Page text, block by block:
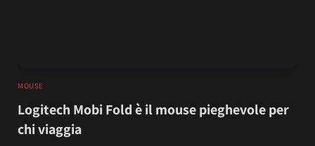
MOUSE
Logitech Mobi Fold è il mouse pieghevole per
chi viaggia